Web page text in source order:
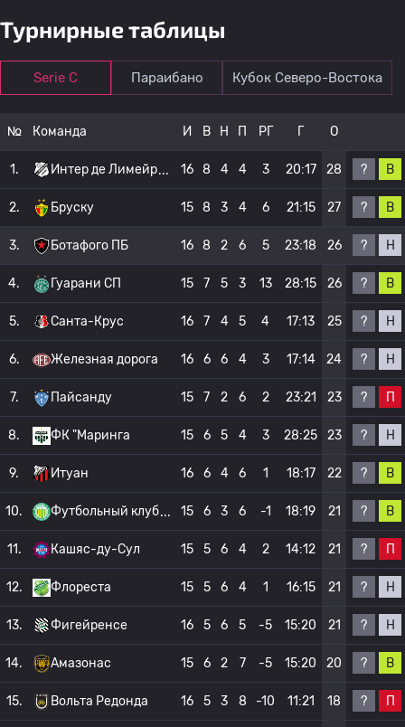
Турнирные таблицы
Serie C Параибано Кубок Северо-Востока
№ Команда И В Н П РГ Г О
1. Интер де Лимейр 16 8 4 4 3 20:17 28 ? В
2. Бруску 15 8 3 4 6 21:15 27 ? В
3. Ботафого ПБ 16 8 2 6 5 23:18 26 ? Н
4. Гуарани СП 15 7 5 3 13 28:15 26 ? В
5. Санта-Крус 16 7 4 5 4 17:13 25 ? Н
6. Железная дорога 16 6 6 4 3 17:14 24 ? Н
7. Пайсанду 15 7 2 6 2 23:21 23 ? П
8. ФК "Маринга 15 6 5 4 3 28:25 23 ? Н
9. Итуан 16 6 4 6 1 18:17 22 ? В
10. Футбольный клуб 15 6 3 6 -1 18:19 21 ? В
11. Кашяс-ду-Сул 15 5 6 4 2 14:12 21 ? П
12. Флореста 15 5 6 4 1 16:15 21 ? Н
13. Фигейренсе 16 5 6 5 -5 15:20 21 ? Н
14. Амазонас 15 6 2 7 -5 15:20 20 ? В
15. Вольта Редонда 16 5 3 8 -10 11:21 18 ? П